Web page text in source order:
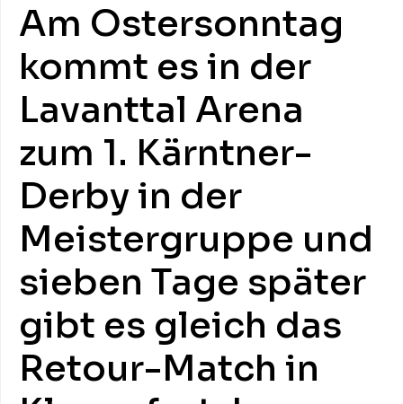
Am Ostersonntag
kommt es in der
Lavanttal Arena
zum 1. Kärntner-
Derby in der
Meistergruppe und
sieben Tage später
gibt es gleich das
Retour-Match in